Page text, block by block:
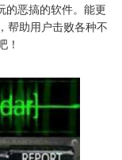
恶搞的软件。能更
帮助用户击败各种不
！